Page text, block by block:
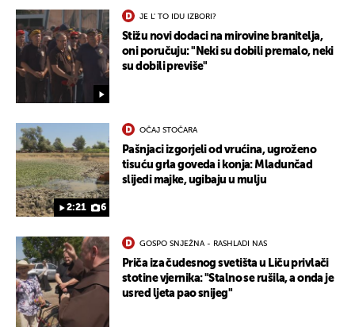
JE L' TO IDU IZBORI?
Stižu novi dodaci na mirovine branitelja,
oni poručuju: "Neki su dobili premalo, neki
su dobili previše"
2:21 6
OČAJ STOČARA
Pašnjaci izgorjeli od vrućina, ugroženo
tisuću grla goveda i konja: Mladunčad
slijedi majke, ugibaju u mulju
GOSPO SNJEŽNA - RASHLADI NAS
Priča iza čudesnog svetišta u Liču privlači
stotine vjernika: "Stalno se rušila, a onda je
usred ljeta pao snijeg"